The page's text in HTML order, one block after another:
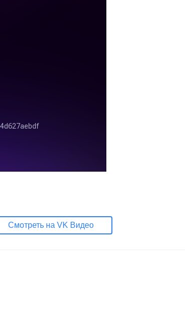
Смотреть на VK Видео